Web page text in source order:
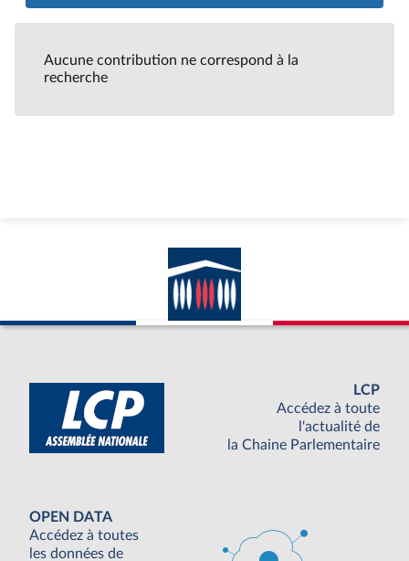
Aucune contribution ne correspond à la
recherche
LCP
Accédez à toute
l'actualité de
la Chaine Parlementaire
OPEN DATA
Accédez à toutes
les données de